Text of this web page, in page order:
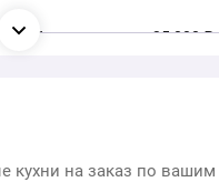
1 шт. 35 000 ₽
кухни на заказ по вашим